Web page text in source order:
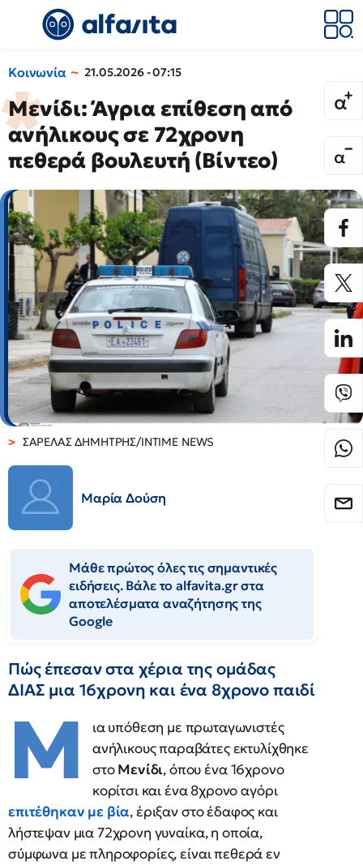
Κοινωνία 21.05.2026 - 07:15
Μενίδι: Άγρια επίθεση από
ανήλικους σε 72χρονη
πεθερά βουλευτή (Βίντεο)
ΣΑΡΕΛΑΣ ΔΗΜΗΤΡΗΣ/INTIME NEWS
Μαρία Δούση
Μάθε πρώτος όλες τις σημαντικές
ειδήσεις. Βάλε το alfavita.gr στα
αποτελέσματα αναζήτησης της
Google
Πώς έπεσαν στα χέρια της ομάδας
ΔΙΑΣ μια 16χρονη και ένα 8χρονο παιδί
Μ
ια υπόθεση με πρωταγωνιστές
ανήλικους παραβάτες εκτυλίχθηκε
στοΜενίδι, όπου ένα 16χρονο
κορίτσι και ένα 8χρονο αγόρι
επιτέθηκαν με βία, έριξαν στο έδαφος και
λήστεψαν μια 72χρονη γυναίκα, η οποία,
σύμφωνα με πληροφορίες, είναι πεθερά εν